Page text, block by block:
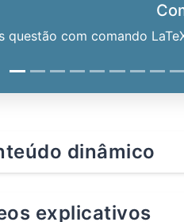
questão com comando
dinâmico
explicativos